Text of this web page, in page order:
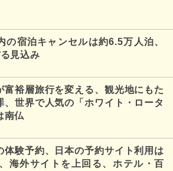
の宿泊キャンセルは約6.5万人泊、
見込み
富裕層旅行を変える、観光地にもた
、世界で人気の「ホワイト・ロータ
南仏
体験予約、日本の予約サイト利用は
海外サイトを上回る、ホテル・百